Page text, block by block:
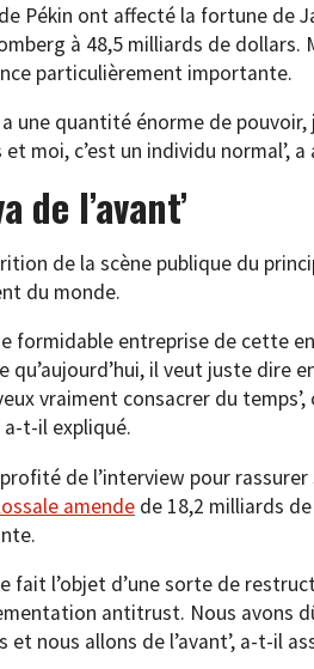
Pékin ont affecté la fortune de
à 48,5 milliards de dollars.
particulièrement importante.
a une quantité énorme de
moi, c’est un individu normal’, a
de l’avant’
de la scène publique du
du monde.
formidable entreprise de cette
qu’aujourd’hui, il veut juste dire
vraiment consacrer du
a-t-il expliqué.
de l’interview pour
amende de 18,2 milliards
fait l’objet d’une sorte de
antitrust. Nous avons
et nous allons de l’avant’, a-t-il